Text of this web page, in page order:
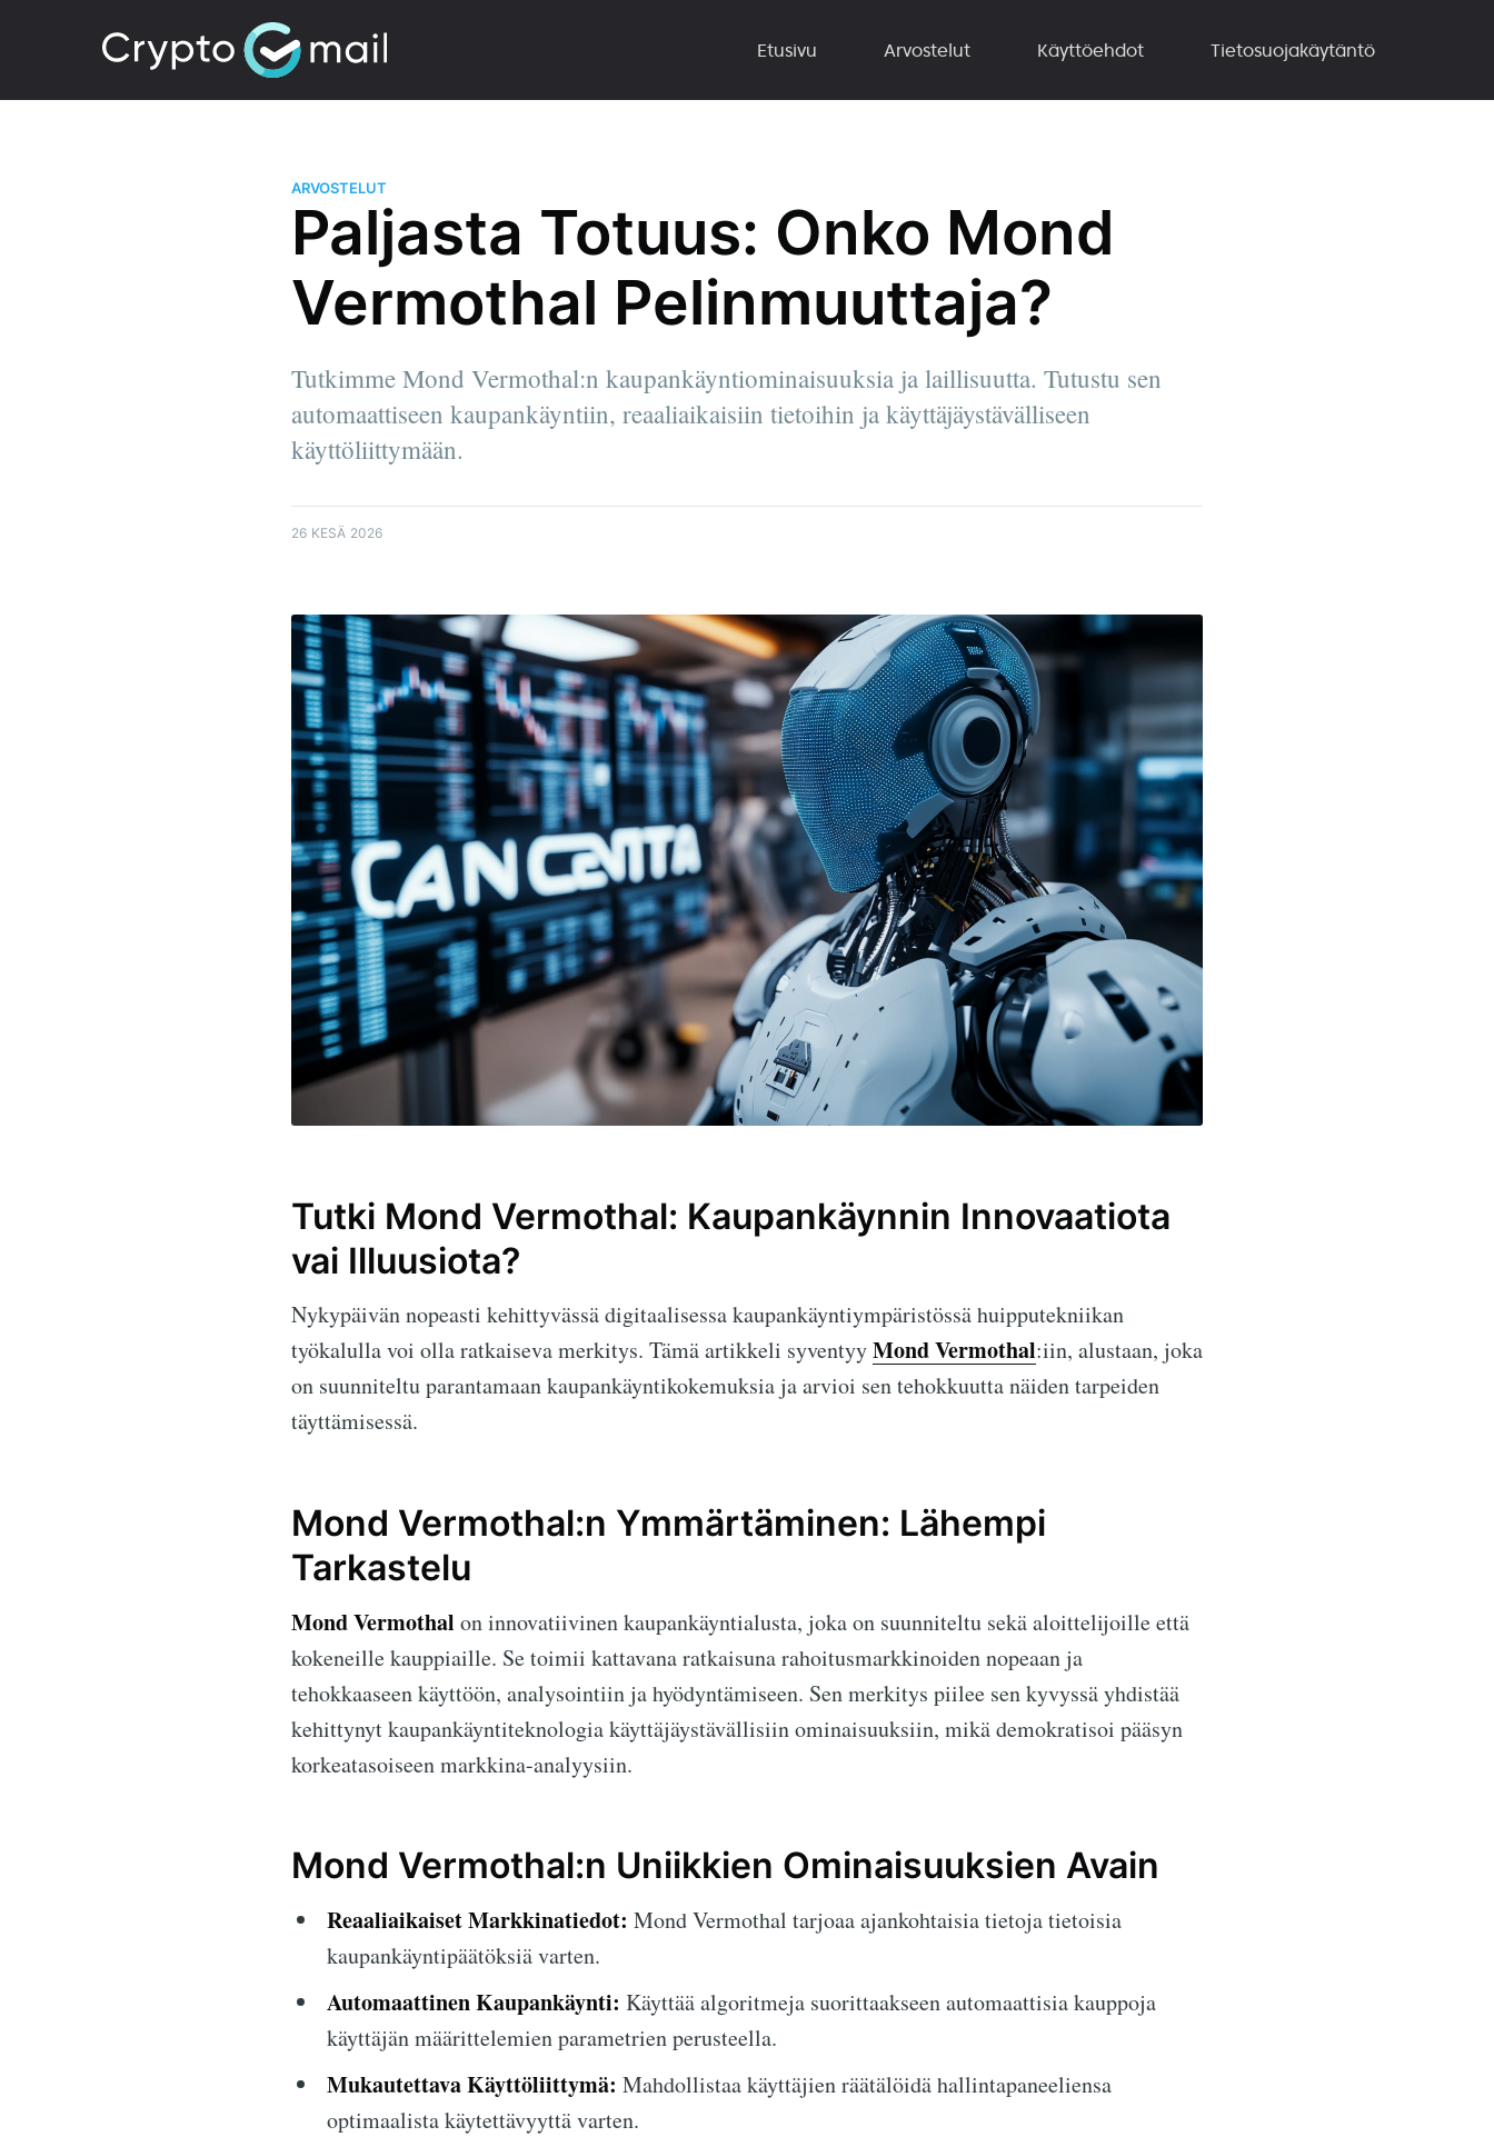
Etusivu Arvostelut Käyttöehdot Tietosuojakäytäntö
ARVOSTELUT
Paljasta Totuus: Onko Mond
Vermothal Pelinmuuttaja?
Tutkimme Mond Vermothal:n kaupankäyntiominaisuuksia ja laillisuutta. Tutustu sen
automaattiseen kaupankäyntiin, reaaliaikaisiin tietoihin ja käyttäjäystävälliseen
käyttöliittymään.
26 KESÄ 2026
Tutki Mond Vermothal: Kaupankäynnin Innovaatiota
vai Illuusiota?
Nykypäivän nopeasti kehittyvässä digitaalisessa kaupankäyntiympäristössä huipputekniikan
työkalulla voi olla ratkaiseva merkitys. Tämä artikkeli syventyyMond Vermothal:iin, alustaan, joka
on suunniteltu parantamaan kaupankäyntikokemuksia ja arvioi sen tehokkuutta näiden tarpeiden
täyttämisessä.
Mond Vermothal:n Ymmärtäminen: Lähempi
Tarkastelu
Mond Vermothal on innovatiivinen kaupankäyntialusta, joka on suunniteltu sekä aloittelijoille että
kokeneille kauppiaille. Se toimii kattavana ratkaisuna rahoitusmarkkinoiden nopeaan ja
tehokkaaseen käyttöön, analysointiin ja hyödyntämiseen. Sen merkitys piilee sen kyvyssä yhdistää
kehittynyt kaupankäyntiteknologia käyttäjäystävällisiin ominaisuuksiin, mikä demokratisoi pääsyn
korkeatasoiseen markkina-analyysiin.
Mond Vermothal:n Uniikkien Ominaisuuksien Avain
Reaaliaikaiset Markkinatiedot: Mond Vermothal tarjoaa ajankohtaisia tietoja tietoisia
kaupankäyntipäätöksiä varten.
Automaattinen Kaupankäynti: Käyttää algoritmeja suorittaakseen automaattisia kauppoja
käyttäjän määrittelemien parametrien perusteella.
Mukautettava Käyttöliittymä: Mahdollistaa käyttäjien räätälöidä hallintapaneeliensa
optimaalista käytettävyyttä varten.